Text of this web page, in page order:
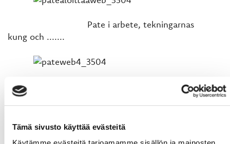
Tämä sivusto käyttää evästeitä
Pate i arbete, tekningarnas
kung och .......
........... linjeman
vid powerplay.